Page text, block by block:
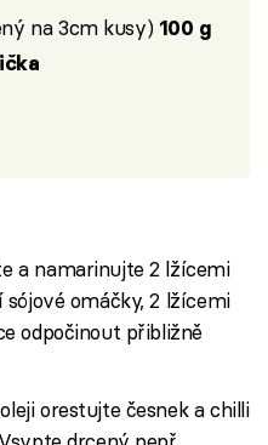
na 3cm kusy) 100 g
a namarinujte 2 lžícemi
omáčky, 2 lžícemi
odpočinout přibližně
orestujte česnek a chilli